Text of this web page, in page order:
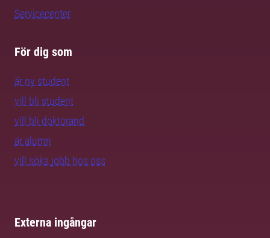
Servicecenter
För dig som
är ny student
vill bli student
vill bli doktorand
är alumn
vill söka jobb hos oss
Externa ingångar